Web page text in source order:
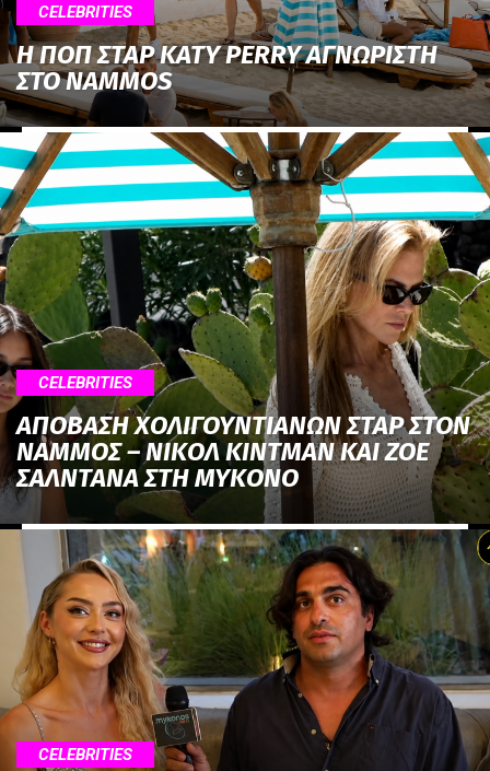
CELEBRITIES
H ΠΟΠ ΣΤΑΡ KATY PERRY ΑΓΝΩΡΙΣΤΗ
ΣΤΟ NAMMOS
CELEBRITIES
ΑΠΟΒΑΣΗ ΧΟΛΙΓΟΥΝΤΙΑΝΩΝ ΣΤΑΡ ΣΤΟΝ
NΑΜΜΟΣ – ΝΙΚΟΛ ΚΙΝΤΜΑΝ ΚΑΙ ΖΟΕ
ΣΑΛΝΤΑΝΑ ΣΤΗ ΜΥΚΟΝΟ
CELEBRITIES